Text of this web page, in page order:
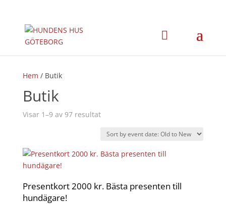
Hem / Butik
Butik
Visar 1–9 av 97 resultat
Presentkort 2000 kr. Bästa presenten till
hundägare!